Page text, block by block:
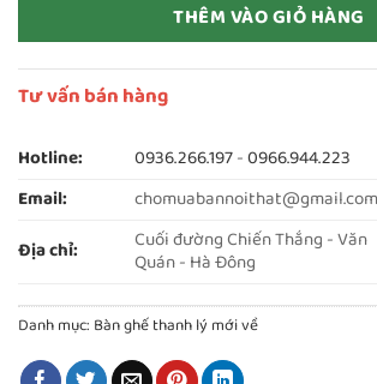
THÊM VÀO GIỎ HÀNG
Tư vấn bán hàng
Hotline: 0936.266.197-0966.944.223
Email:
chomuabannoithat@gmail.com
Địa chỉ:
Cuối đường Chiến Thắng - Văn
Quán - Hà Đông
Danh mục: Bàn ghế thanh lý mới về